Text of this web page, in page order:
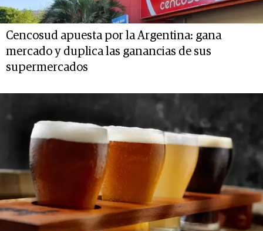
Cencosud apuesta por la Argentina: gana
mercado y duplica las ganancias de sus
supermercados